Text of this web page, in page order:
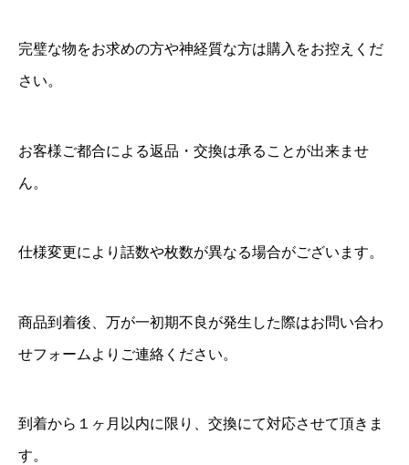
完璧な物をお求めの方や神経質な方は購入をお控えくだ
さい。
お客様ご都合による返品・交換は承ることが出来ませ
ん。
仕様変更により話数や枚数が異なる場合がございます。
商品到着後、万が一初期不良が発生した際はお問い合わ
せフォームよりご連絡ください。
到着から１ヶ月以内に限り、交換にて対応させて頂きま
す。